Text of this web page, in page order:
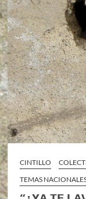
CINTILLO
TEMAS